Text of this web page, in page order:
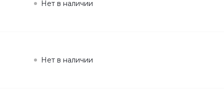
Нет в наличии
Нет в наличии